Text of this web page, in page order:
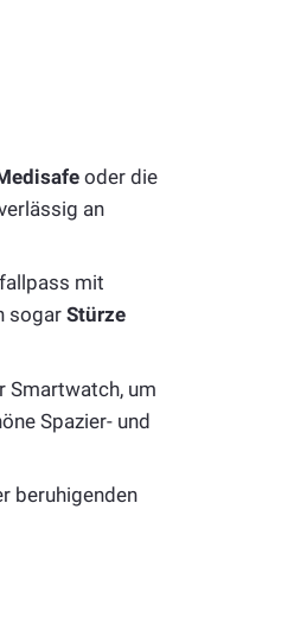
oder die
an
mit
sogar Stürze
Smartwatch, um
Spazier- und
beruhigenden